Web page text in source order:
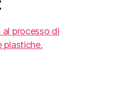
processo di
plastiche.